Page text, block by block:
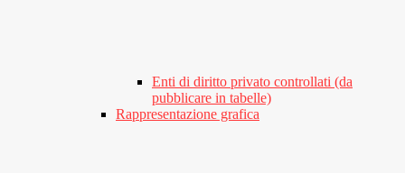
Enti di diritto privato controllati (da
pubblicare in tabelle)
Rappresentazione grafica